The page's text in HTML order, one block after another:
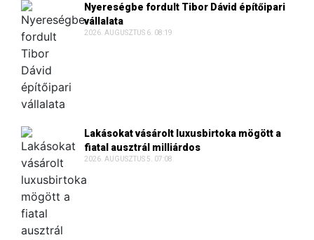
Nyereségbe fordult Tibor Dávid építőipari
vállalata
2026. AUGUSZTUS 6. 08:19
Lakásokat vásárolt luxusbirtoka mögött a
fiatal ausztrál milliárdos
2026. AUGUSZTUS 5. 07:08